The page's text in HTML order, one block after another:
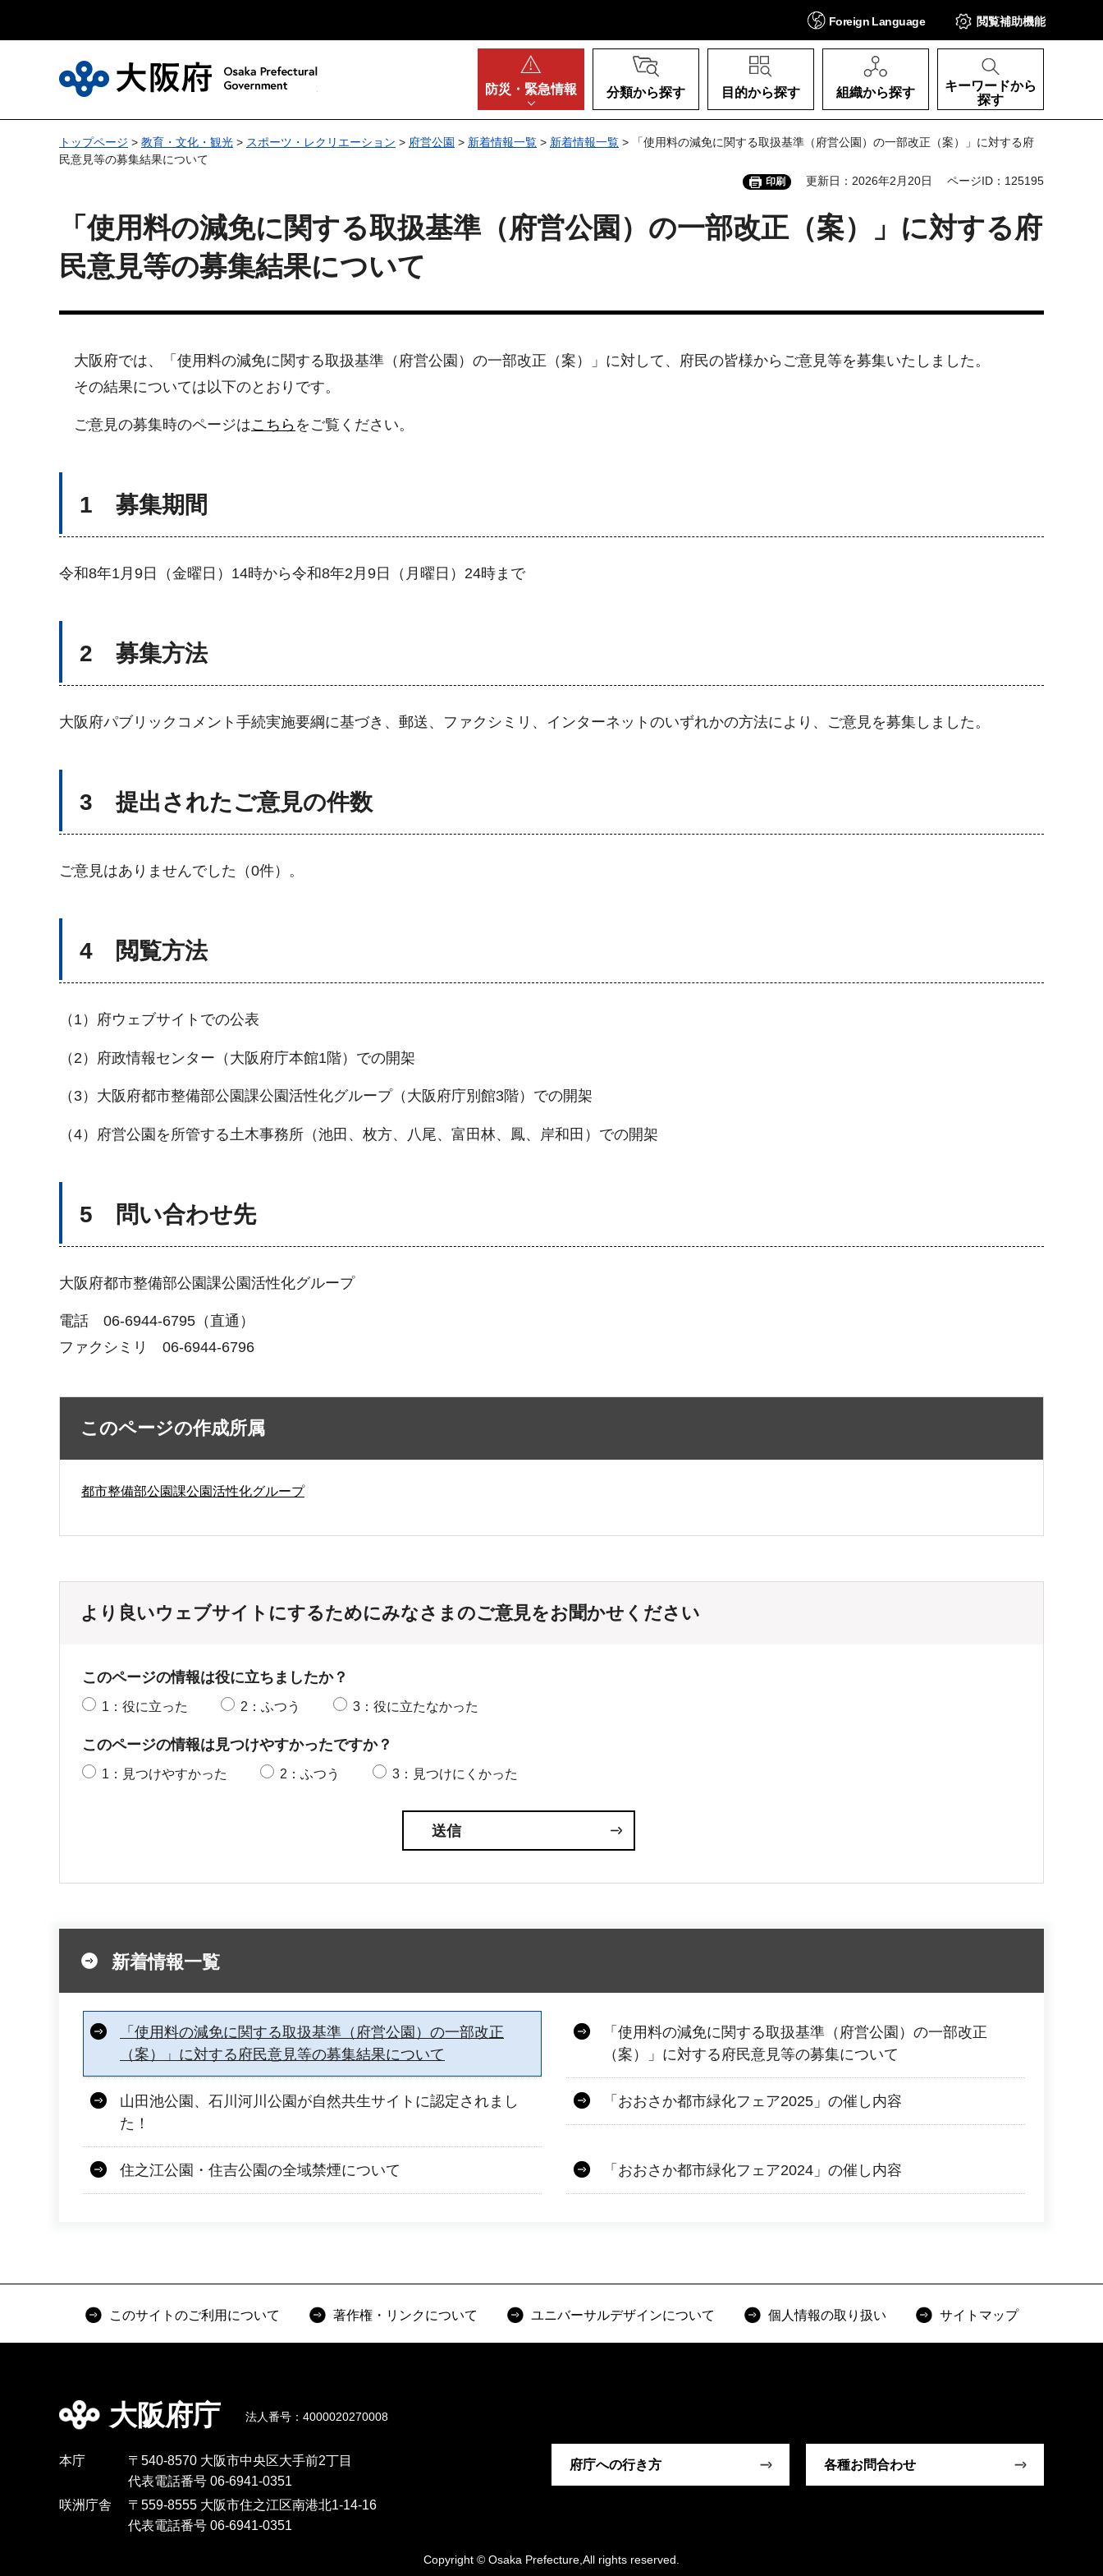
Foreign Language 閲覧補助機能
防災・ 緊急情報 分類から探す 目的から探す 組織から探す
キーワードから
探す
トップページ > 教育・文化・観光 > スポーツ・レクリエーション > 府営公園 > 新着情報一覧 > 新着情報一覧 > 「使用料の減免に関する取扱基準（府営公園）の一部改正（案）」に対する府
民意見等の募集結果について
印刷 更新日：2026年2月20日 ページID：125195
「使用料の減免に関する取扱基準（府営公園）の一部改正（案）」に対する府
民意見等の募集結果について
大阪府では、「使用料の減免に関する取扱基準（府営公園）の一部改正（案）」に対して、府民の皆様からご意見等を募集いたしました。
その結果については以下のとおりです。
ご意見の募集時のページはこちら をご覧ください。
1 募集期間
令和8年1月9日（金曜日）14時から令和8年2月9日（月曜日）24時まで
2 募集方法
大阪府パブリックコメント手続実施要綱に基づき、郵送、ファクシミリ、インターネットのいずれかの方法により、ご意見を募集しました。
3 提出されたご意見の件数
ご意見はありませんでした（0件）。
4 閲覧方法
（1）府ウェブサイトでの公表
（2）府政情報センター（大阪府庁本館1階）での開架
（3）大阪府都市整備部公園課公園活性化グループ（大阪府庁別館3階）での開架
（4）府営公園を所管する土木事務所（池田、枚方、八尾、富田林、鳳、岸和田）での開架
5 問い合わせ先
大阪府都市整備部公園課公園活性化グループ
電話 06-6944-6795（直通）
ファクシミリ 06-6944-6796
このページの作成所属
都市整備部公園課公園活性化グループ
より良いウェブサイトにするためにみなさまのご意見をお聞かせください
このページの情報は役に立ちましたか？
1：役に立った 2：ふつう 3：役に立たなかった
このページの情報は見つけやすかったですか？
1：見つけやすかった 2：ふつう 3：見つけにくかった
新着情報一覧
「使用料の減免に関する取扱基準（府営公園）の一部改正
（案）」に対する府民意見等の募集結果について
「使用料の減免に関する取扱基準（府営公園）の一部改正
（案）」に対する府民意見等の募集について
山田池公園、石川河川公園が自然共生サイトに認定されまし
た！
「おおさか都市緑化フェア2025」の催し内容
住之江公園・住吉公園の全域禁煙について 「おおさか都市緑化フェア2024」の催し内容
このサイトのご利用について 著作権・リンクについて ユニバーサルデザインについて 個人情報の取り扱い サイトマップ
大阪府庁 法人番号：4000020270008
本庁
〒540-8570 大阪市中央区大手前2丁目
代表電話番号 06-6941-0351
咲洲庁舎
〒559-8555 大阪市住之江区南港北1-14-16
代表電話番号 06-6941-0351
府庁への行き方 各種お問合わせ
Copyright © Osaka Prefecture,All rights reserved.